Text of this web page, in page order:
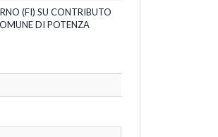
(FI) SU CONTRIBUTO
DI POTENZA